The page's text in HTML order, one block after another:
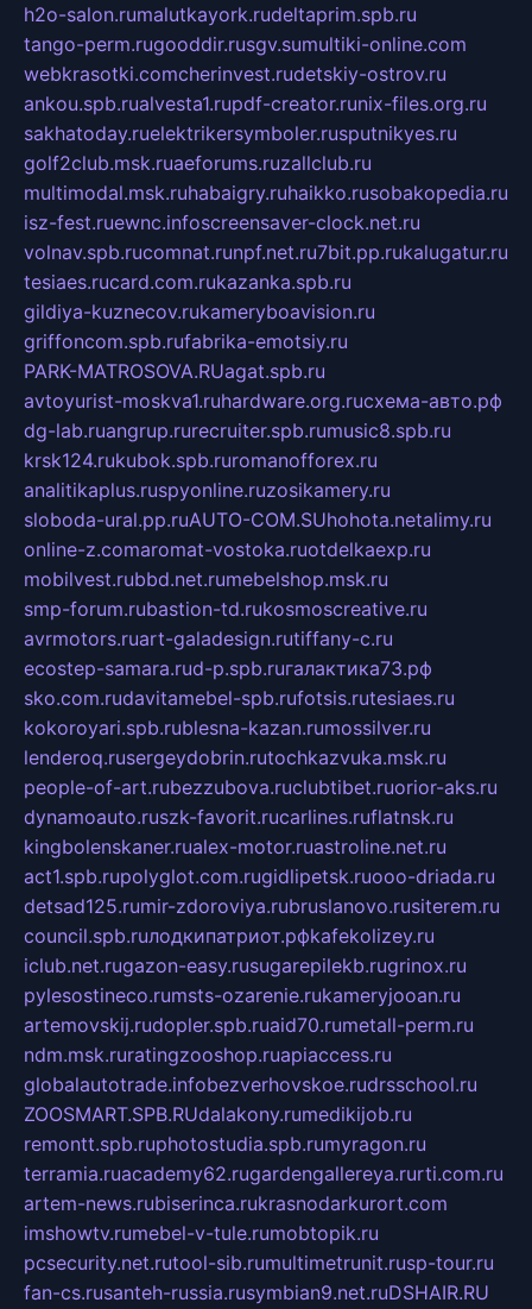
h2o-salon.rumalutkayork.rudeltaprim.spb.ru
tango-perm.rugooddir.rusgv.sumultiki-online.com
webkrasotki.comcherinvest.rudetskiy-ostrov.ru
ankou.spb.rualvesta1.rupdf-creator.runix-files.org.ru
sakhatoday.ruelektrikersymboler.rusputnikyes.ru
golf2club.msk.ruaeforums.ruzallclub.ru
multimodal.msk.ruhabaigry.ruhaikko.rusobakopedia.ru
isz-fest.ruewnc.infoscreensaver-clock.net.ru
volnav.spb.rucomnat.runpf.net.ru7bit.pp.rukalugatur.ru
tesiaes.rucard.com.rukazanka.spb.ru
gildiya-kuznecov.rukameryboavision.ru
griffoncom.spb.rufabrika-emotsiy.ru
PARK-MATROSOVA.RUagat.spb.ru
avtoyurist-moskva1.ruhardware.org.ruсхема-авто.рф
dg-lab.ruangrup.rurecruiter.spb.rumusic8.spb.ru
krsk124.rukubok.spb.ruromanofforex.ru
analitikaplus.ruspyonline.ruzosikamery.ru
sloboda-ural.pp.ruAUTO-COM.SUhohota.netalimy.ru
online-z.comaromat-vostoka.ruotdelkaexp.ru
mobilvest.rubbd.net.rumebelshop.msk.ru
smp-forum.rubastion-td.rukosmoscreative.ru
avrmotors.ruart-galadesign.rutiffany-c.ru
ecostep-samara.rud-p.spb.ruгалактика73.рф
sko.com.rudavitamebel-spb.rufotsis.rutesiaes.ru
kokoroyari.spb.rublesna-kazan.rumossilver.ru
lenderoq.rusergeydobrin.rutochkazvuka.msk.ru
people-of-art.rubezzubova.ruclubtibet.ruorior-aks.ru
dynamoauto.ruszk-favorit.rucarlines.ruflatnsk.ru
kingbolenskaner.rualex-motor.ruastroline.net.ru
act1.spb.rupolyglot.com.rugidlipetsk.ruooo-driada.ru
detsad125.rumir-zdoroviya.rubruslanovo.rusiterem.ru
council.spb.ruлодкипатриот.рфkafekolizey.ru
iclub.net.rugazon-easy.rusugarepilekb.rugrinox.ru
pylesostineco.rumsts-ozarenie.rukameryjooan.ru
artemovskij.rudopler.spb.ruaid70.rumetall-perm.ru
ndm.msk.ruratingzooshop.ruapiaccess.ru
globalautotrade.infobezverhovskoe.rudrsschool.ru
ZOOSMART.SPB.RUdalakony.rumedikijob.ru
remontt.spb.ruphotostudia.spb.rumyragon.ru
terramia.ruacademy62.rugardengallereya.rurti.com.ru
artem-news.rubiserinca.rukrasnodarkurort.com
imshowtv.rumebel-v-tule.rumobtopik.ru
pcsecurity.net.rutool-sib.rumultimetrunit.rusp-tour.ru
fan-cs.rusanteh-russia.rusymbian9.net.ruDSHAIR.RU